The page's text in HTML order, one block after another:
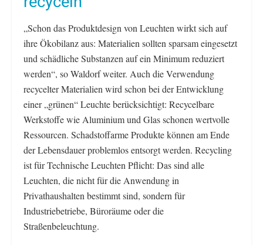
„Schon das Produktdesign von Leuchten wirkt sich auf
ihre Ökobilanz aus: Materialien sollten sparsam eingesetzt
und schädliche Substanzen auf ein Minimum reduziert
werden“, so Waldorf weiter. Auch die Verwendung
recycelter Materialien wird schon bei der Entwicklung
einer „grünen“ Leuchte berücksichtigt: Recycelbare
Werkstoffe wie Aluminium und Glas schonen wertvolle
Ressourcen. Schadstoffarme Produkte können am Ende
der Lebensdauer problemlos entsorgt werden. Recycling
ist für Technische Leuchten Pflicht: Das sind alle
Leuchten, die nicht für die Anwendung in
Privathaushalten bestimmt sind, sondern für
Industriebetriebe, Büroräume oder die
Straßenbeleuchtung.